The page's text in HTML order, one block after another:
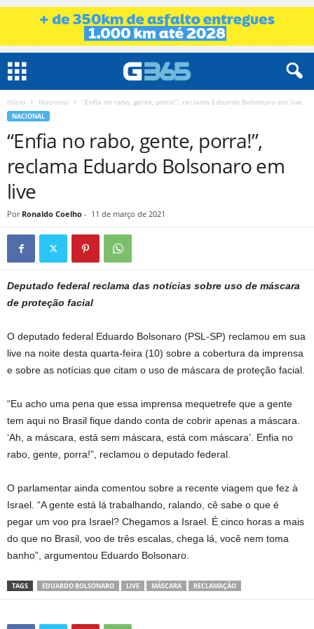
Início Nacional “Enfia no rabo, gente, porra!”, reclama Eduardo Bolsonaro em live
NACIONAL
“Enfia no rabo, gente, porra!”,
reclama Eduardo Bolsonaro em
live
Por Ronaldo Coelho - 11 de março de 2021
Deputado federal reclama das notícias sobre uso de máscara
de proteção facial
O deputado federal Eduardo Bolsonaro (PSL-SP) reclamou em sua
live na noite desta quarta-feira (10) sobre a cobertura da imprensa
e sobre as notícias que citam o uso de máscara de proteção facial.
“Eu acho uma pena que essa imprensa mequetrefe que a gente
tem aqui no Brasil fique dando conta de cobrir apenas a máscara.
‘Ah, a máscara, está sem máscara, está com máscara’. Enfia no
rabo, gente, porra!”, reclamou o deputado federal.
O parlamentar ainda comentou sobre a recente viagem que fez à
Israel. “A gente está lá trabalhando, ralando, cê sabe o que é
pegar um voo pra Israel? Chegamos a Israel. É cinco horas a mais
do que no Brasil, voo de três escalas, chega lá, você nem toma
banho”, argumentou Eduardo Bolsonaro.
TAGS EDUARDO BOLSONARO LIVE MÁSCARA RECLAMAÇÃO